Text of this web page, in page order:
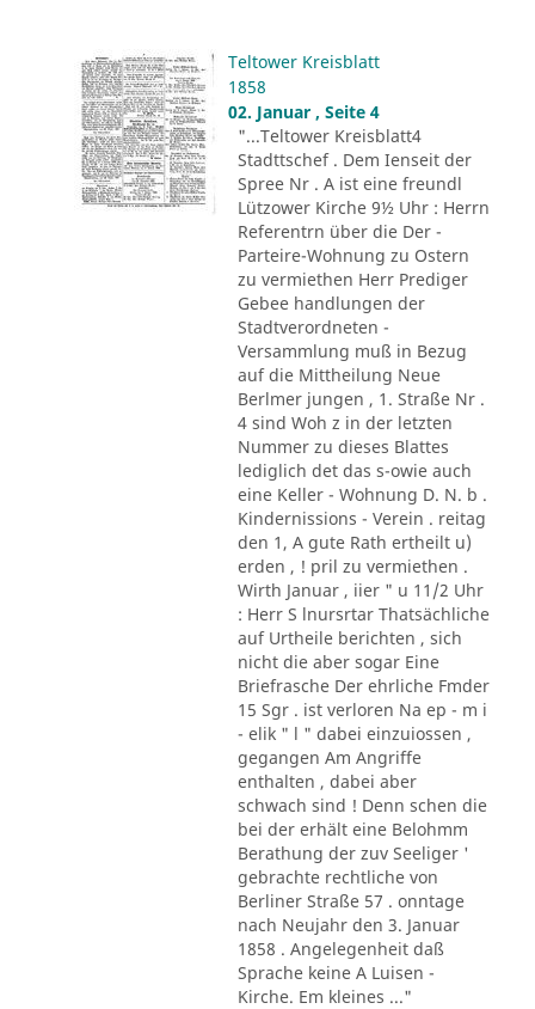
Teltower Kreisblatt
1858
02. Januar , Seite 4
"...Teltower Kreisblatt4
Stadttschef . Dem Ienseit der
Spree Nr . A ist eine freundl
Lützower Kirche 9½ Uhr : Herrn
Referentrn über die Der -
Parteire-Wohnung zu Ostern
zu vermiethen Herr Prediger
Gebee handlungen der
Stadtverordneten -
Versammlung muß in Bezug
auf die Mittheilung Neue
Berlmer jungen , 1. Straße Nr .
4 sind Woh z in der letzten
Nummer zu dieses Blattes
lediglich det das s-owie auch
eine Keller - Wohnung D. N. b .
Kindernissions - Verein . reitag
den 1, A gute Rath ertheilt u)
erden , ! pril zu vermiethen .
Wirth Januar , iier " u 11/2 Uhr
: Herr S lnursrtar Thatsächliche
auf Urtheile berichten , sich
nicht die aber sogar Eine
Briefrasche Der ehrliche Fmder
15 Sgr . ist verloren Na ep - m i
- elik " l " dabei einzuiossen ,
gegangen Am Angriffe
enthalten , dabei aber
schwach sind ! Denn schen die
bei der erhält eine Belohmm
Berathung der zuv Seeliger '
gebrachte rechtliche von
Berliner Straße 57 . onntage
nach Neujahr den 3. Januar
1858 . Angelegenheit daß
Sprache keine A Luisen -
Kirche. Em kleines ..."